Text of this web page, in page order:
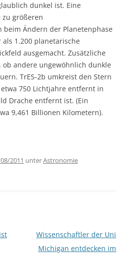
dunkel ist. Eine
größeren
beim Ändern der Planetenphase
1.200 planetarische
ausgemacht. Zusätzliche
ob andere ungewöhnlich dunkle
TrES-2b umkreist den Stern
etwa 750 Lichtjahre entfernt in
Drache entfernt ist. (Ein
9,461 Billionen Kilometern).
2011 unterAstronomie
Wissenschaftler der Uni
Michigan entdecken im